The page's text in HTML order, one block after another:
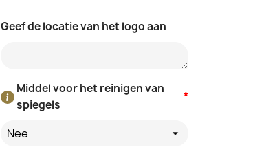
Geef de locatie van het logo aan
*
Middel voor het reinigen van
spiegels
Nee